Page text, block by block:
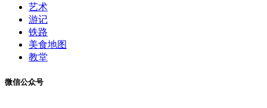
艺术
游记
铁路
美食地图
教堂
微信公众号